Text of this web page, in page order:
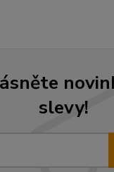
slevy!